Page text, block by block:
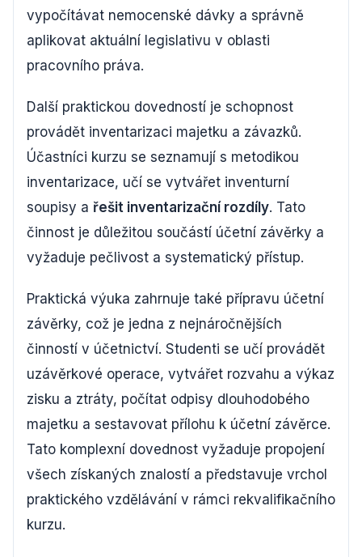
vypočítávat nemocenské dávky a správně
aplikovat aktuální legislativu v oblasti
pracovního práva.
Další praktickou dovedností je schopnost
provádět inventarizaci majetku a závazků.
Účastníci kurzu se seznamují s metodikou
inventarizace, učí se vytvářet inventurní
soupisy a řešit inventarizační rozdíly. Tato
činnost je důležitou součástí účetní závěrky a
vyžaduje pečlivost a systematický přístup.
Praktická výuka zahrnuje také přípravu účetní
závěrky, což je jedna z nejnáročnějších
činností v účetnictví. Studenti se učí provádět
uzávěrkové operace, vytvářet rozvahu a výkaz
zisku a ztráty, počítat odpisy dlouhodobého
majetku a sestavovat přílohu k účetní závěrce.
Tato komplexní dovednost vyžaduje propojení
všech získaných znalostí a představuje vrchol
praktického vzdělávání v rámci rekvalifikačního
kurzu.